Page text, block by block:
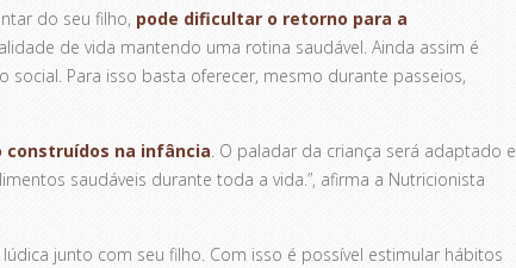
do seu filho, pode dificultar o retorno para a
de vida mantendo uma rotina saudável. Ainda assim é
social. Para isso basta oferecer, mesmo durante passeios,
construídos na infância. O paladar da criança será adaptado e
saudáveis durante toda a vida.”, afirma a Nutricionista
junto com seu filho. Com isso é possível estimular hábitos